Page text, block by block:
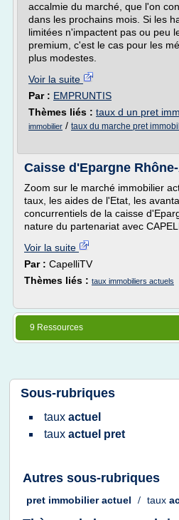
accalmie du marché, que l'on
dans les prochains mois. Si les
limitées n'impactent pas ou peu
premium, c'est le cas pour les
plus modestes.
Voir la suite
Par : EMPRUNTIS
Thèmes liés : taux d un pret
immobilier / taux du marche pret
Caisse d'Epargne
Zoom sur le marché immobilier
taux, les aides de l'Etat, les
concurrentiels de la caisse
nature du partenariat avec
Voir la suite
Par : CapelliTV
Thèmes liés : taux immobiliers actuels
9 Ressources
Sous-rubriques
taux actuel
taux actuel pret
Autres sous-rubriques
pret immobilier actuel / taux